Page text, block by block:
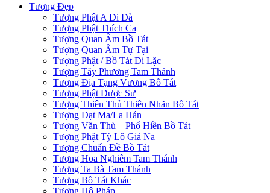
Tượng Đẹp
Tượng Phật A Di Đà
Tượng Phật Thích Ca
Tượng Quan Âm Bồ Tát
Tượng Quan Âm Tự Tại
Tượng Phật / Bồ Tát Di Lặc
Tượng Tây Phương Tam Thánh
Tượng Địa Tạng Vương Bồ Tát
Tượng Phật Dược Sư
Tượng Thiên Thủ Thiên Nhãn Bồ Tát
Tượng Đạt Ma/La Hán
Tượng Văn Thù – Phổ Hiền Bồ Tát
Tượng Phật Tỳ Lô Giá Na
Tượng Chuẩn Đề Bồ Tát
Tượng Hoa Nghiêm Tam Thánh
Tượng Ta Bà Tam Thánh
Tượng Bồ Tát Khác
Tượng Hộ Pháp